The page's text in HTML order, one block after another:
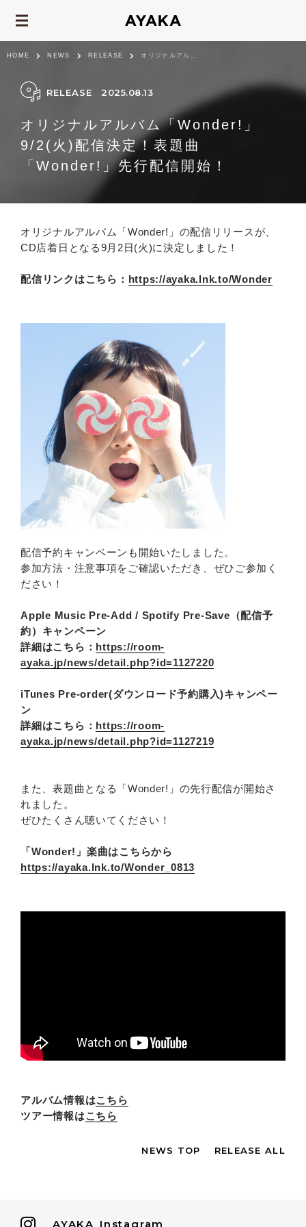
HOME NEWS RELEASE オリジナルアルバム「Wonder!」9/2(火)配信決定！表題曲「Wonder!」先行配信...
RELEASE 2025.08.13
オリジナルアルバム「Wonder!」
9/2(火)配信決定！表題曲
「Wonder!」先行配信開始！
オリジナルアルバム「Wonder!」の配信リリースが、
CD店着日となる9月2日(火)に決定しました！
配信リンクはこちら： https://ayaka.lnk.to/Wonder
配信予約キャンペーンも開始いたしました。
参加方法・注意事項をご確認いただき、ぜひご参加く
ださい！
Apple Music Pre-Add / Spotify Pre-Save（配信予
約）キャンペーン
詳細はこちら： https://room-
ayaka.jp/news/detail.php?id=1127220
iTunes Pre-order(ダウンロード予約購入)キャンペー
ン
詳細はこちら： https://room-
ayaka.jp/news/detail.php?id=1127219
また、表題曲となる「Wonder!」の先行配信が開始さ
れました。
ぜひたくさん聴いてください！
「Wonder!」楽曲はこちらから
https://ayaka.lnk.to/Wonder_0813
アルバム情報はこちら
ツアー情報はこちら
NEWS TOP RELEASE ALL
AYAKA Instagram